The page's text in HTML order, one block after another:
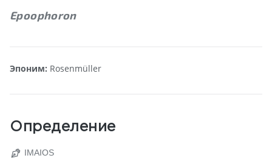
Epoophoron
Эпоним: Rosenmüller
Определение
IMAIOS